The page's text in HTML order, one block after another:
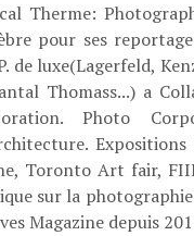
Therme:
pour ses
de luxe(Lagerfeld,
Thomass...) a
Photo
Toronto Art fair,
sur la
Magazine depuis